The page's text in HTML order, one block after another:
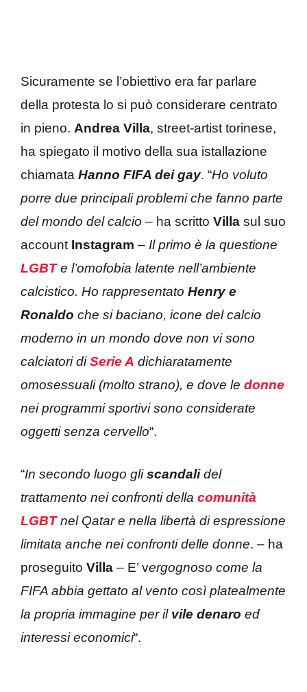
Sicuramente se l’obiettivo era far parlare
della protesta lo si può considerare centrato
in pieno. Andrea Villa, street-artist torinese,
ha spiegato il motivo della sua istallazione
chiamata Hanno FIFA dei gay. “Ho voluto
porre due principali problemi che fanno parte
del mondo del calcio – ha scritto Villa sul suo
account Instagram – Il primo è la questione
LGBTe l’omofobia latente nell’ambiente
calcistico. Ho rappresentato Henry e
Ronaldo che si baciano, icone del calcio
moderno in un mondo dove non vi sono
calciatori diSerie A dichiaratamente
omosessuali (molto strano), e dove le donne
nei programmi sportivi sono considerate
oggetti senza cervello“.
“In secondo luogo gliscandalidel
trattamento nei confronti della comunità
LGBTnel Qatar e nella libertà di espressione
limitata anche nei confronti delle donne. – ha
proseguito Villa – E’ vergognoso come la
FIFA abbia gettato al vento così platealmente
la propria immagine per il vile denaro ed
interessi economici“.